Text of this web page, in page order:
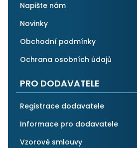
Napište nám
Novinky
Obchodní podmínky
Ochrana osobních údajů
PRO DODAVATELE
Registrace dodavatele
Informace pro dodavatele
Vzorové smlouvy